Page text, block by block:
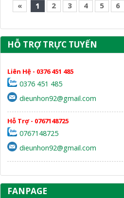
« 1 2 3 4 5 6
HỖ TRỢ TRỰC TUYẾN
Liên Hệ - 0376 451 485
0376 451 485
dieunhon92@gmail.com
Hỗ Trợ - 0767148725
0767148725
dieunhon92@gmail.com
FANPAGE